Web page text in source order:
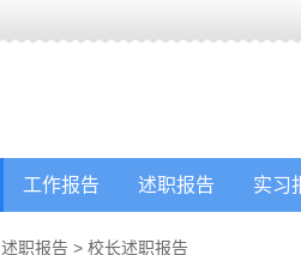
工作报告 述职报告 实习
述职报告 > 校长述职报告